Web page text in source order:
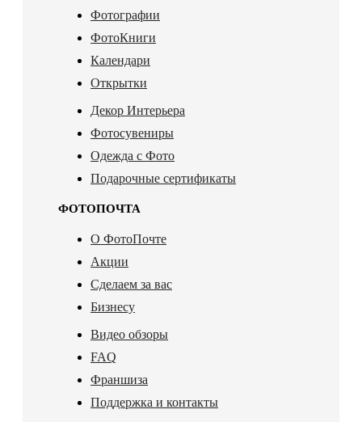
Фотографии
ФотоКниги
Календари
Открытки
Декор Интерьера
Фотосувениры
Одежда с Фото
Подарочные сертификаты
ФОТОПОЧТА
О ФотоПочте
Акции
Сделаем за вас
Бизнесу
Видео обзоры
FAQ
Франшиза
Поддержка и контакты